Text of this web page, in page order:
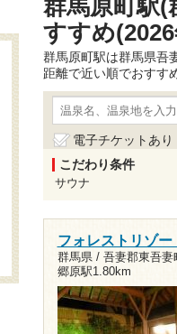
群馬原町駅(
すすめ
群馬原町駅は群馬県吾
距離で近い順でおすす
電子チケットあり
こだわり条件
サウナ
フォレストリゾ
群馬県 / 吾妻郡東吾妻
郷原駅1.80km